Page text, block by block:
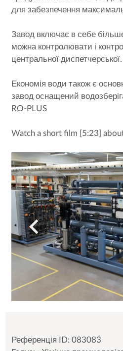
для забезпечення
Завод включає в себе
можна контролювати і
центральної диспетчерської.
Економія води також є
завод оснащений
RO-PLUS
Watch a short film [5:23]
Референція ID: 083083